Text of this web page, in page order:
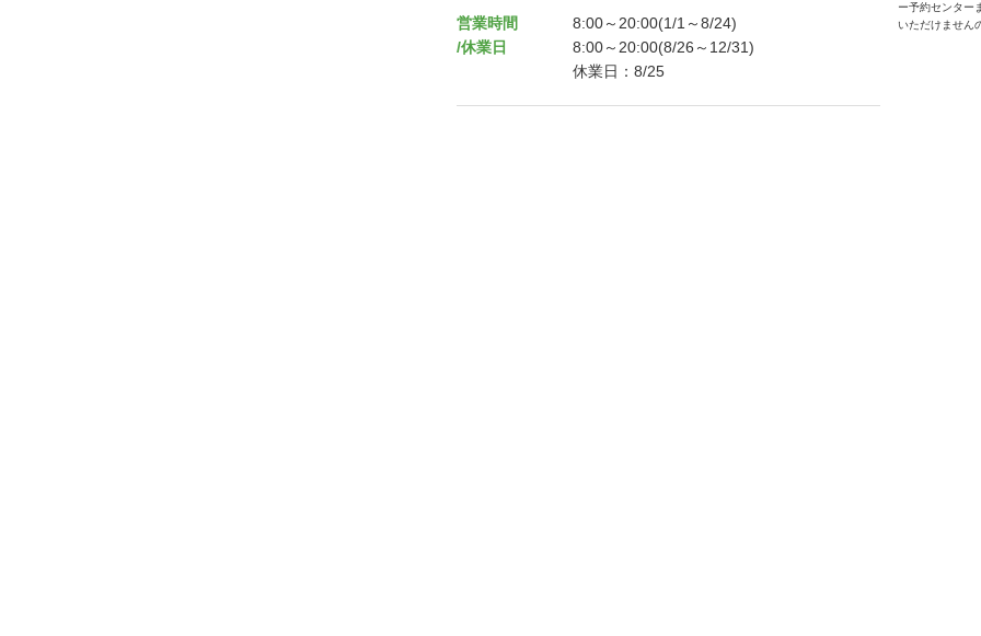
営業時間
/休業日
8:00～20:00(1/1～8/24)
8:00～20:00(8/26～12/31)
休業日：8/25
ー予約センター
いただけません